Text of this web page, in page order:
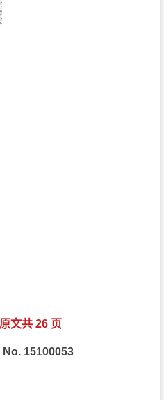
文共 26 页
No. 15100053